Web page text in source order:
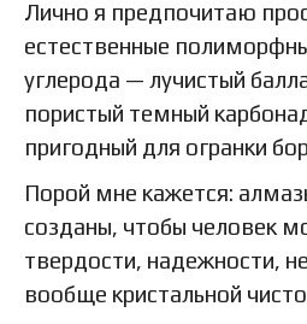
Лично я предпочитаю
естественные
углерода — лучистый
пористый темный
пригодный для огранки
Порой мне кажется:
созданы, чтобы человек
твердости, надежности,
вообще кристальной